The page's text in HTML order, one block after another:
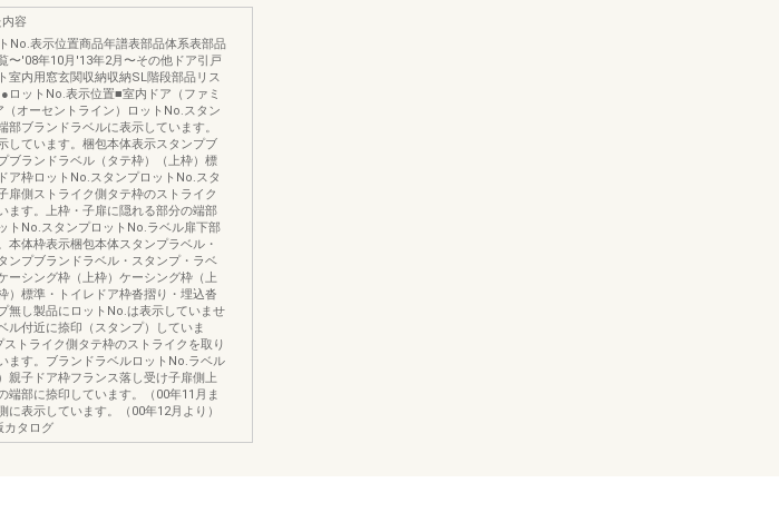
容
No.表示位置商品年譜表部品体系表部品
〜'08年10月'13年2月〜その他ドア引戸
室内用窓玄関収納収納SL階段部品リス
ロットNo.表示位置■室内ドア（ファミ
（オーセントライン）ロットNo.スタン
部ブランドラベルに表示しています。
しています。梱包本体表示スタンプブ
ブランドラベル（タテ枠）（上枠）標
ア枠ロットNo.スタンプロットNo.スタ
扉側ストライク側タテ枠のストライク
ます。上枠・子扉に隠れる部分の端部
トNo.スタンプロットNo.ラベル扉下部
本体枠表示梱包本体スタンプラベル・
ンプブランドラベル・スタンプ・ラベ
ーシング枠（上枠）ケーシング枠（上
）標準・トイレドア枠沓摺り・埋込沓
無し製品にロットNo.は表示していませ
ル付近に捺印（スタンプ）していま
トライク側タテ枠のストライクを取り
ます。ブランドラベルロットNo.ラベル
親子ドア枠フランス落し受け子扉側上
端部に捺印しています。（00年11月ま
に表示しています。（00年12月より）
カタログ